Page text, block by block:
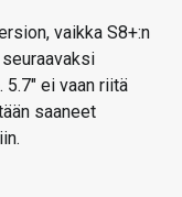
vaikka S8+:n
ei vaan riitä
saaneet